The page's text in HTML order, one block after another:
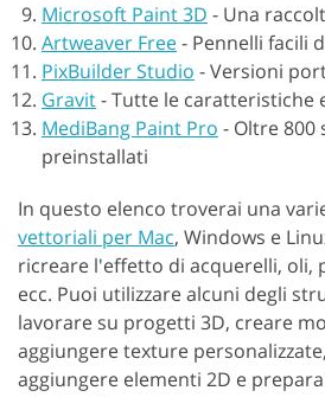
Microsoft Paint 3D - Una
Artweaver Free- Pennelli facili
PixBuilder Studio -Versioni
Gravit-Tutte le caratteristiche
MediBang Paint Pro - Oltre 800
preinstallati
In questo elenco troverai una
vettoriali per Mac, Windows e
ricreare l'effetto di acquerelli, oli,
ecc. Puoi utilizzare alcuni degli
lavorare su progetti 3D, creare
aggiungere texture
aggiungere elementi 2D e